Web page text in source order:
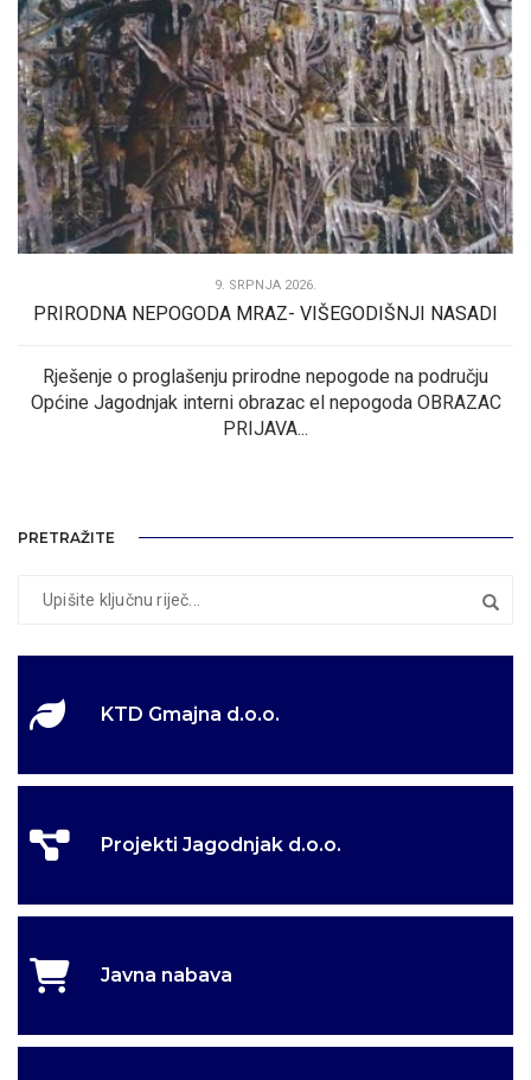
9. SRPNJA 2026.
PRIRODNA NEPOGODA MRAZ- VIŠEGODIŠNJI NASADI
Rješenje o proglašenju prirodne nepogode na području
Općine Jagodnjak interni obrazac el nepogoda OBRAZAC
PRIJAVA...
PRETRAŽITE
KTD Gmajna d.o.o.
Projekti Jagodnjak d.o.o.
Javna nabava